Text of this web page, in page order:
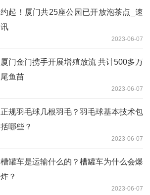
约起！厦门共25座公园已开放泡茶点_速
讯
2023-06-07
厦门金门携手开展增殖放流 共计500多万
尾鱼苗
2023-06-07
正规羽毛球几根羽毛？羽毛球基本技术包
括哪些？
2023-06-07
槽罐车是运输什么的？槽罐车为什么会爆
炸？
2023-06-07